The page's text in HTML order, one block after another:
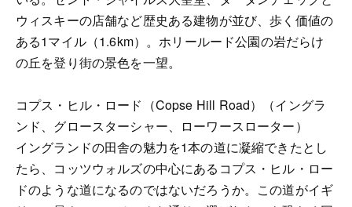
ウィスキーの店舗など歴史ある建物が並び、歩く価値の
ある1マイル（1.6km）。ホリールード公園の岩だらけ
の丘を登り街の景色を一望。
コプス・ヒル・ロード（Copse Hill Road）（イングラ
ンド、グロースターシャー、ローワースローター）
イングランドの田舎の魅力を1本の道に凝縮できたとし
たら、コッツウォルズの中心にあるコプス・ヒル・ロー
ドのような道になるのではないだろうか。この道がイギ